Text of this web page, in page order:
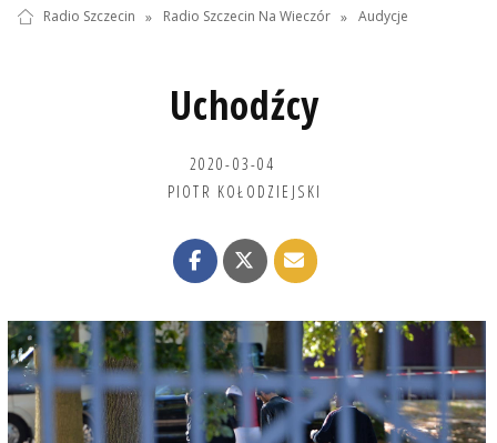
Radio Szczecin » Radio Szczecin Na Wieczór » Audycje
Uchodźcy
2020-03-04
PIOTR KOŁODZIEJSKI